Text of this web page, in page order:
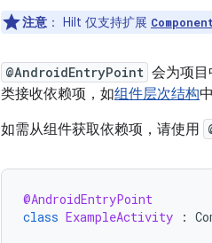
注意 ： Hilt 仅支持扩展
@AndroidEntryPoint 会为项
类接收依赖项，如组件层次结构
如需从组件获取依赖项，请使用
@AndroidEntryPoint
class ExampleActivity :